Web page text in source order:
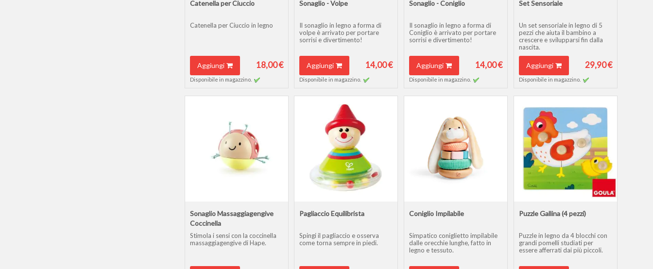
Catenella per Ciuccio
Catenella per Ciuccio in legno
Aggiungi 18,00 €
Disponibile in magazzino.
Sonaglio - Volpe
Il sonaglio in legno a forma di
volpe è arrivato per portare
sorrisi e divertimento!
Aggiungi 14,00 €
Disponibile in magazzino.
Sonaglio - Coniglio
Il sonaglio in legno a forma di
Coniglio è arrivato per portare
sorrisi e divertimento!
Aggiungi 14,00 €
Disponibile in magazzino.
Set Sensoriale
Un set sensoriale in legno di 5
pezzi che aiuta il bambino a
crescere e svilupparsi fin dalla
nascita.
Aggiungi 29,90 €
Disponibile in magazzino.
Sonaglio Massaggiagengive
Coccinella
Stimola i sensi con la coccinella
massaggiagengive di Hape.
Pagliaccio Equilibrista
Spingi il pagliaccio e osserva
come torna sempre in piedi.
Coniglio Impilabile
Simpatico coniglietto impilabile
dalle orecchie lunghe, fatto in
legno e tessuto.
Puzzle Gallina (4 pezzi)
Puzzle in legno da 4 blocchi con
grandi pomelli studiati per
essere afferrati dai più piccoli.